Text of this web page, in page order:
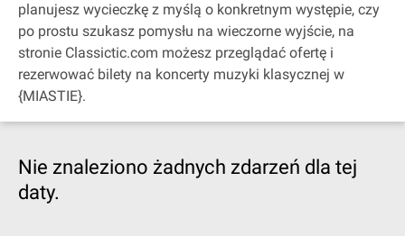
planujesz wycieczkę z myślą o konkretnym występie, czy
po prostu szukasz pomysłu na wieczorne wyjście, na
stronie Classictic.com możesz przeglądać ofertę i
rezerwować bilety na koncerty muzyki klasycznej w
{MIASTIE}.
Nie znaleziono żadnych zdarzeń dla tej
daty.